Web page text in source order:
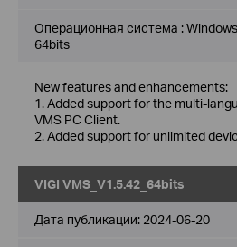
Операционная система :
64bits
New features and enhancements:
1. Added support for the multi-
VMS PC Client.
2. Added support for unlimited
VIGI VMS_V1.5.42_64bits
Дата публикации: 2024-06-20